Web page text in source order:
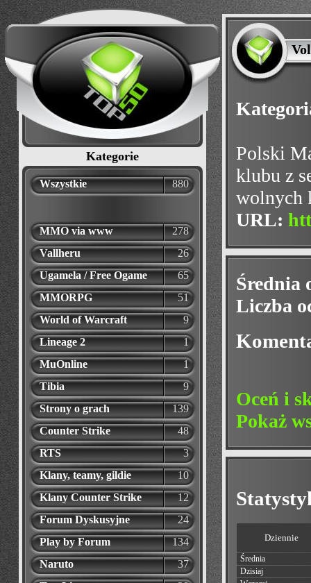
Kategorie
Wszystkie 880
MMO via www
278
Vallheru
26
Ugamela / Free Ogame
65
MMORPG
51
World of Warcraft
9
Lineage 2
1
MuOnline
1
Tibia
9
Strony o grach
139
Counter Strike
48
RTS
3
Klany, teamy, gildie
10
Klany Counter Strike
12
Forum Dyskusyjne
24
Play by Forum
134
Naruto
37
Polski
klubu z
wolnych
URL:
Średnia
Liczba
Oceń i
Pokaż
Dziennie
Średnia
Dzisiaj